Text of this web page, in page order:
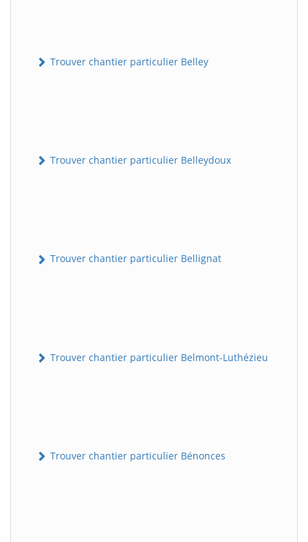
Trouver chantier particulier Belley
Trouver chantier particulier Belleydoux
Trouver chantier particulier Bellignat
Trouver chantier particulier Belmont-Luthézieu
Trouver chantier particulier Bénonces